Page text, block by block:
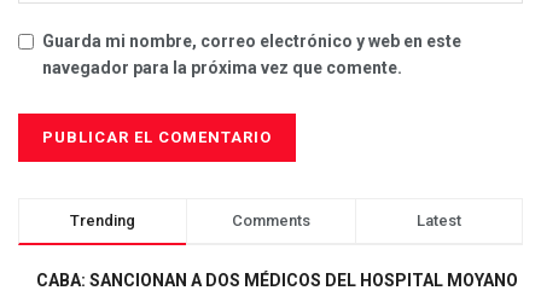
Guarda mi nombre, correo electrónico y web en este
navegador para la próxima vez que comente.
Trending Comments Latest
CABA: SANCIONAN A DOS MÉDICOS DEL HOSPITAL MOYANO